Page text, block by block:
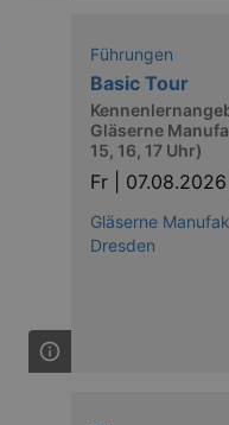
Führungen
Basic Tour
Gläserne
15, 16, 17 Uhr)
Fr |
Gläserne
Dresden
Cross-Site Request Forgery
Analytics - which is a
used analytics service. This
Analytics. This
no information is
update a unique value for